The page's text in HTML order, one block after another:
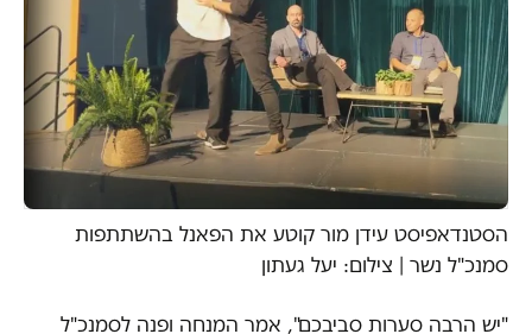
הסטנדאפיסט עידן מור קוטע את הפאנל בהשתתפות
סמנכ"ל נשר | צילום: יעל געתון
"יש הרבה סערות סביבכם", אמר המנחה ופנה לסמנכ"ל